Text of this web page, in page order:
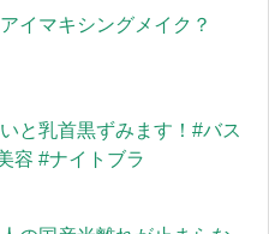
イマキシングメイク？
と乳首黒ずみます！#バス
容 #ナイトブラ